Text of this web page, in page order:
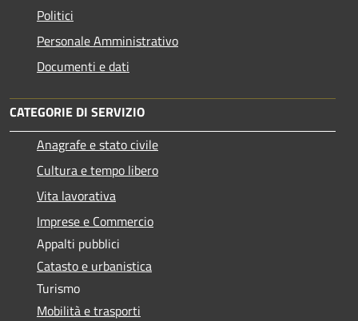
Politici
Personale Amministrativo
Documenti e dati
CATEGORIE DI SERVIZIO
Anagrafe e stato civile
Cultura e tempo libero
Vita lavorativa
Imprese e Commercio
Appalti pubblici
Catasto e urbanistica
Turismo
Mobilità e trasporti